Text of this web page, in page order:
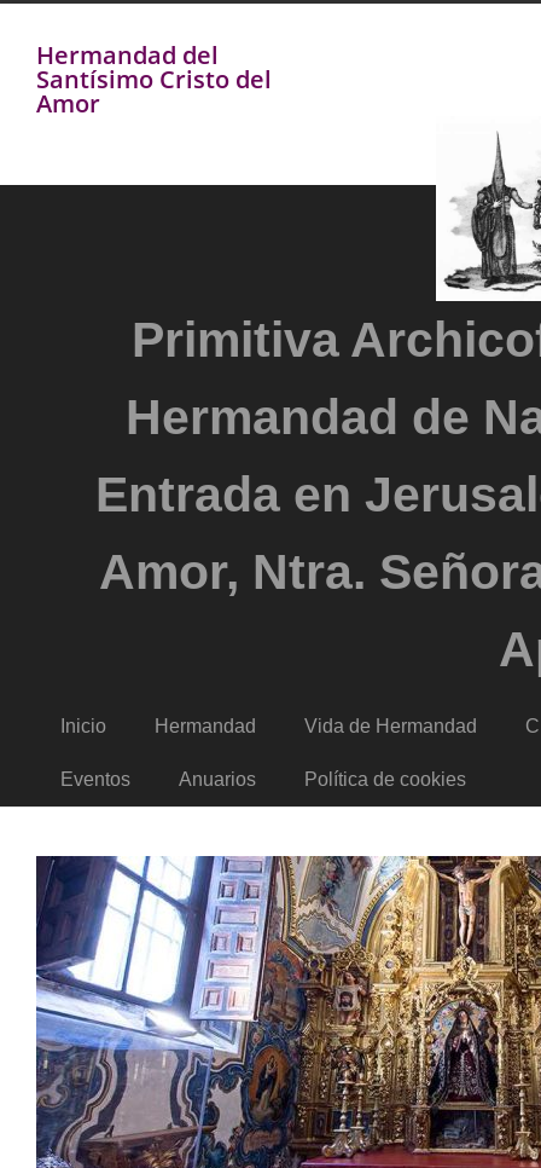
Hermandad del
Santísimo Cristo del
Amor
Primitiva
Hermandad de
Entrada en
Amor, Ntra.
Inicio Hermandad Vida de Hermandad
Eventos Anuarios Política de cookies